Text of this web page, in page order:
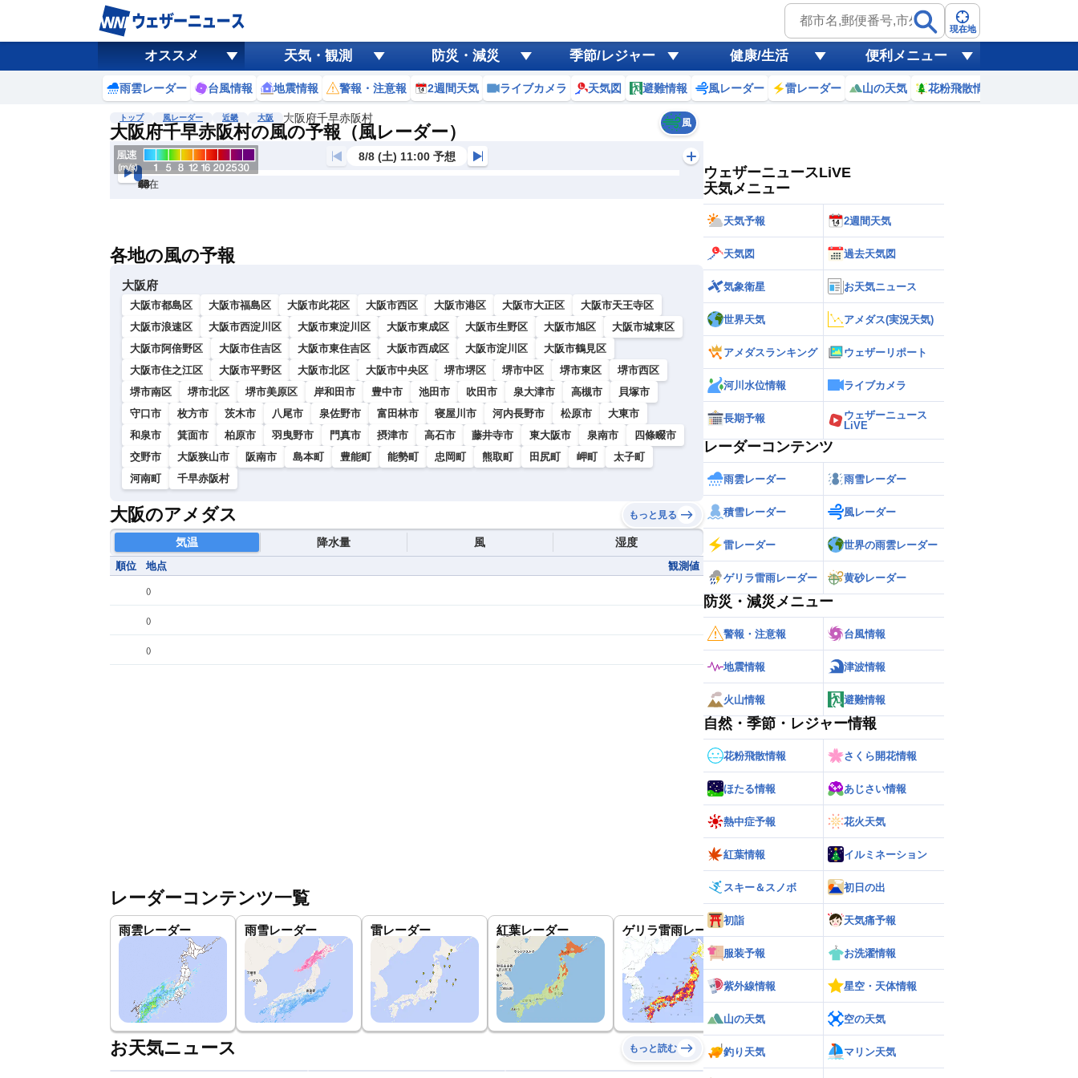
現在地
オススメ 天気・観測 防災・減災 季節/レジャー 健康/生活 便利メニュー
雨雲レーダー 台風情報 地震情報 警報・注意報 2週間天気 ライブカメラ 天気図 避難情報 風レーダー 雷レーダー 山の天気 花粉飛散情報
トップ 風レーダー 近畿 大阪 大阪府千早赤阪村
大阪府千早赤阪村の風の予報（風レーダー） 風
風
黄砂
天気 台風
8/8 (土) 11:00 予想
現在
6h
12
24
36
48
60
72
各地の風の予報
大阪府
大阪市都島区 大阪市福島区 大阪市此花区 大阪市西区 大阪市港区 大阪市大正区
大阪市天王寺区
大阪市浪速区
大阪市西淀川区 大阪市東淀川区 大阪市東成区 大阪市生野区 大阪市旭区
大阪市城東区
大阪市阿倍野区
大阪市住吉区 大阪市東住吉区 大阪市西成区 大阪市淀川区
大阪市鶴見区
大阪市住之江区
大阪市平野区 大阪市北区 大阪市中央区 堺市堺区 堺市中区 堺市東区
堺市西区
堺市南区
堺市北区 堺市美原区 岸和田市 豊中市 池田市 吹田市 泉大津市 高槻市
貝塚市
守口市
枚方市 茨木市 八尾市 泉佐野市 富田林市 寝屋川市 河内長野市 松原市
大東市
和泉市
箕面市 柏原市 羽曳野市 門真市 摂津市 高石市 藤井寺市 東大阪市 泉南市
四條畷市
交野市
大阪狭山市 阪南市 島本町 豊能町 能勢町 忠岡町 熊取町 田尻町 岬町
太子町
河南町
千早赤阪村
大阪のアメダス もっと見る
気温 降水量 風 湿度
順位 地点 観測値
()
()
()
レーダーコンテンツ一覧
雨雲レーダー 雨雪レーダー 雷レーダー 紅葉レーダー ゲリラ雷雨レーダー 世界の雨雲レーダー
お天気ニュース もっと読む
ウェザーニュースLiVE
天気メニュー
天気予報 2週間天気
天気図 過去天気図
気象衛星 お天気ニュース
世界天気 アメダス(実況天気)
アメダスランキング ウェザーリポート
河川水位情報 ライブカメラ
長期予報
ウェザーニュース
LiVE
レーダーコンテンツ
雨雲レーダー 雨雪レーダー
積雪レーダー 風レーダー
雷レーダー 世界の雨雲レーダー
ゲリラ雷雨レーダー 黄砂レーダー
防災・減災メニュー
警報・注意報 台風情報
地震情報 津波情報
火山情報 避難情報
自然・季節・レジャー情報
花粉飛散情報 さくら開花情報
ほたる情報 あじさい情報
熱中症予報 花火天気
紅葉情報 イルミネーション
スキー＆スノボ 初日の出
初詣 天気痛予報
服装予報 お洗濯情報
紫外線情報 星空・天体情報
山の天気 空の天気
釣り天気 マリン天気